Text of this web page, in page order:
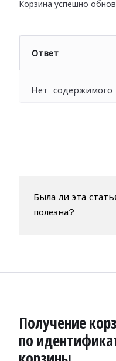
Корзина успешно
Ответ
Нет содержимого
Была ли эта
полезна?
Получение
по